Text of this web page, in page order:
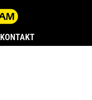
KONTAKT